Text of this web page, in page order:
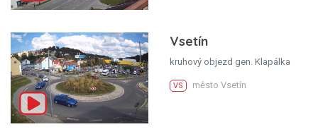
Vsetín
kruhový objezd gen. Klapálka
VS město Vsetín